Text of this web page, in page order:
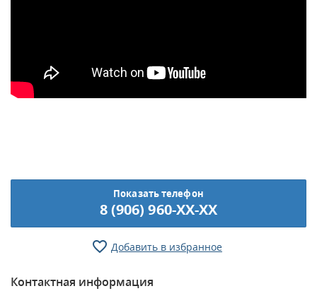
Показать телефон
8 (906) 960-XX-XX
Добавить в избранное
Контактная информация